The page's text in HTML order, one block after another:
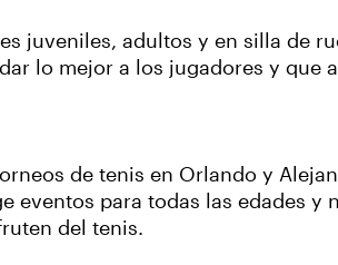
juveniles, adultos y en silla de
lo mejor a los jugadores y
de tenis en Orlando y
para todas las edades y
del tenis.